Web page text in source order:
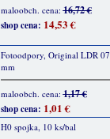
maloobch. cena:16,72 €
shop cena: 14,53 €
Fotoodpory, Original LDR
mm
maloobch. cena:1,17 €
shop cena: 1,01 €
H0 spojka, 10 ks/bal